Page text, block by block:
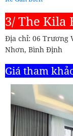
3/ The Kila
Địa chỉ: 06 Trương
Nhơn, Bình Định
Giá tham